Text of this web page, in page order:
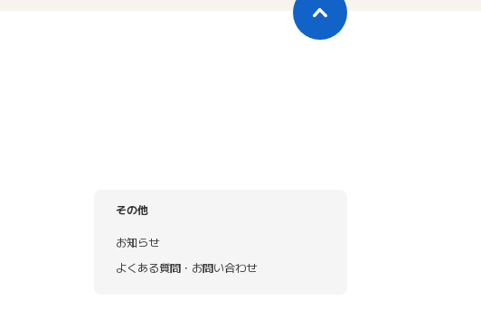
その他
お知らせ
よくある質問・お問い合わせ